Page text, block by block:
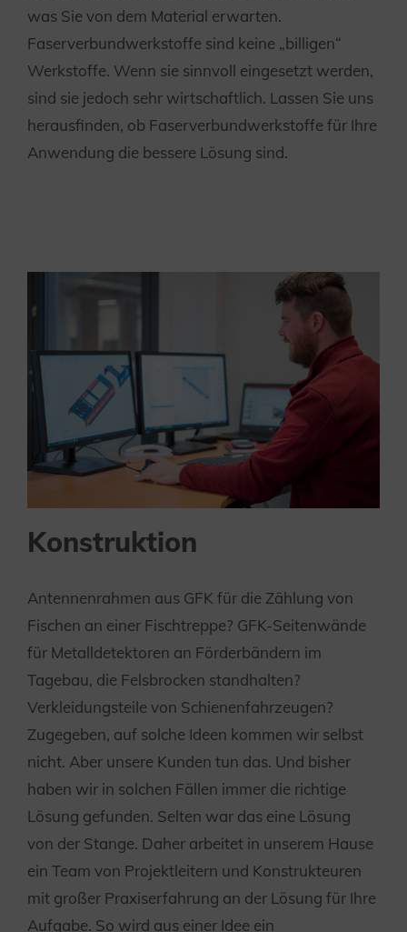
was Sie von dem Material erwarten.
Faserverbundwerkstoffe sind keine „billigen“
Werkstoffe. Wenn sie sinnvoll eingesetzt werden,
sind sie jedoch sehr wirtschaftlich. Lassen Sie uns
herausfinden, ob Faserverbundwerkstoffe für Ihre
Anwendung die bessere Lösung sind.
Konstruktion
Antennenrahmen aus GFK für die Zählung von
Fischen an einer Fischtreppe? GFK-Seitenwände
für Metalldetektoren an Förderbändern im
Tagebau, die Felsbrocken standhalten?
Verkleidungsteile von Schienenfahrzeugen?
Zugegeben, auf solche Ideen kommen wir selbst
nicht. Aber unsere Kunden tun das. Und bisher
haben wir in solchen Fällen immer die richtige
Lösung gefunden. Selten war das eine Lösung
von der Stange. Daher arbeitet in unserem Hause
ein Team von Projektleitern und Konstrukteuren
mit großer Praxiserfahrung an der Lösung für Ihre
Aufgabe. So wird aus einer Idee ein